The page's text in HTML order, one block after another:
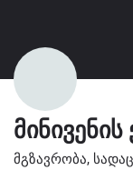
მგზავრობა,